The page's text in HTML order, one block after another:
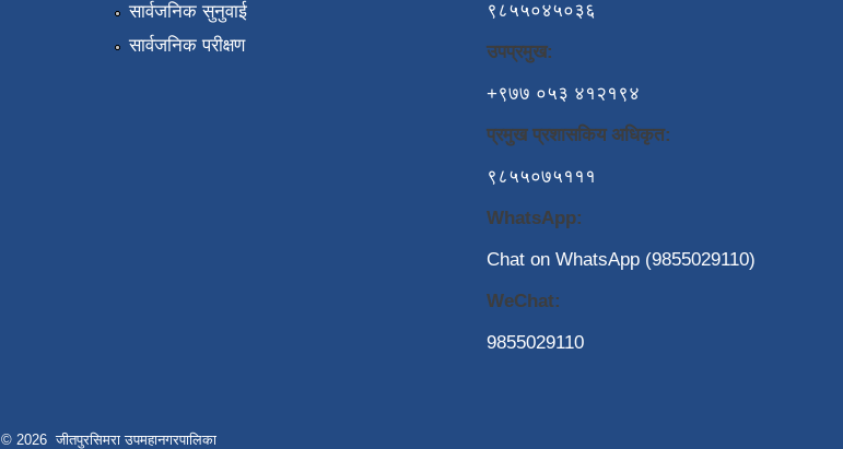
सार्वजनिक सुनुवाई
सार्वजनिक परीक्षण
९८५५०४५०३६
उपप्रमुख:
+९७७ ०५३ ४१२१९४
प्रमुख प्रशासकिय अधिकृत:
९८५५०७५१११
WhatsApp:
Chat on WhatsApp (9855029110)
WeChat:
9855029110
© 2026 जीतपुरसिमरा उपमहानगरपालिका